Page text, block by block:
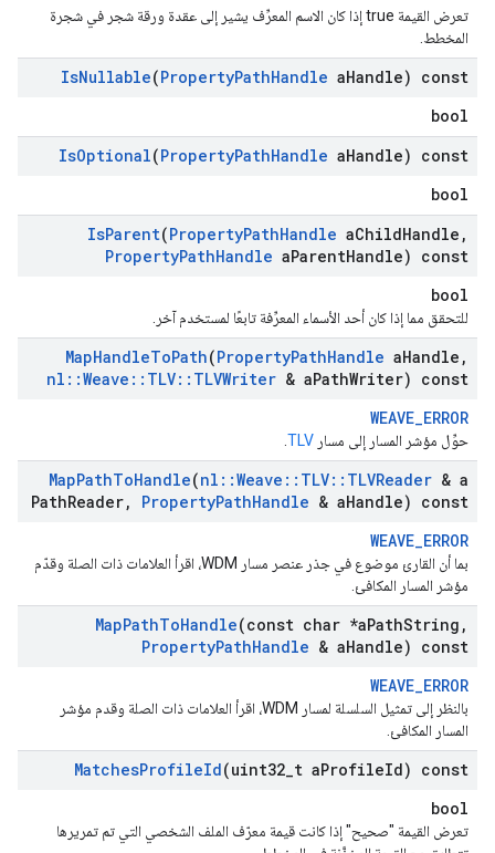
تعرض القيمة true إذا كان الاسم المعرِّف يشير إلى عقدة ورقة شجر في شجرة
المخطط.
IsNullable(PropertyPathHandle aHandle) const
bool
IsOptional(PropertyPathHandle aHandle) const
bool
IsParent(PropertyPathHandle aChildHandle ,
PropertyPathHandle aParentHandle) const
bool
للتحقق مما إذا كان أحد الأسماء المعرِّفة تابعًا لمستخدم آخر.
MapHandleToPath(PropertyPathHandle aHandle ,
nl ::Weave :: TLV:: TLVWriter & aPathWriter) const
WEAVE_ERROR
حوِّل مؤشر المسار إلى مسار TLV
MapPathToHandle(nl ::Weave :: TLV:: TLVReader & a
PathReader, PropertyPathHandle & aHandle) const
WEAVE_ERROR
بما أن القارئ موضوع في جذر عنصر مسار WDM، اقرأ العلامات ذات الصلة وقدّم
مؤشر المسار المكافئ.
MapPathToHandle(const char *aPathString ,
PropertyPathHandle & aHandle) const
WEAVE_ERROR
بالنظر إلى تمثيل السلسلة لمسار WDM، اقرأ العلامات ذات الصلة وقدم مؤشر
المسار المكافئ.
MatchesProfileId(uint32 t aProfileId) const
bool
تعرض القيمة "صحيح" إذا كانت قيمة معرّف الملف الشخصي التي تم تمريرها